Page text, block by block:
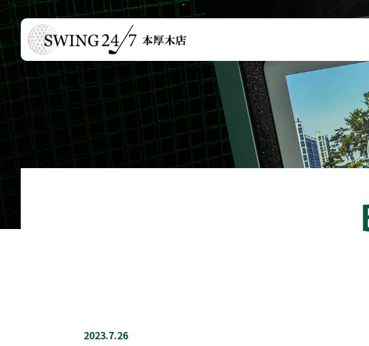
2023.7.26